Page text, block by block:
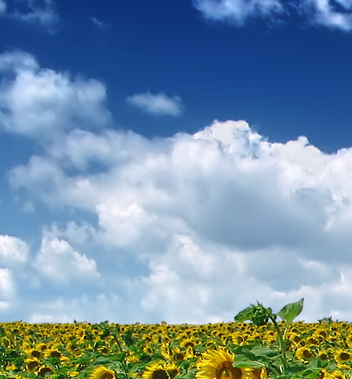
Elérhetőségek
2081 Piliscsaba,
e-mail:
telefonszám:
Dr. Göllner
2081 Piliscsaba,
e-mail:
telefonszám:
adószám: